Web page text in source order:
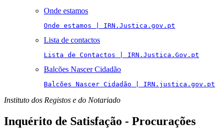
Onde estamos
Onde estamos | IRN.Justica.gov.pt
Lista de contactos
Lista de Contactos | IRN.Justica.Gov.pt
Balcões Nascer Cidadão
Balcões Nascer Cidadão | IRN.justica.gov.pt
Instituto dos Registos e do Notariado
Inquérito de Satisfação - Procurações